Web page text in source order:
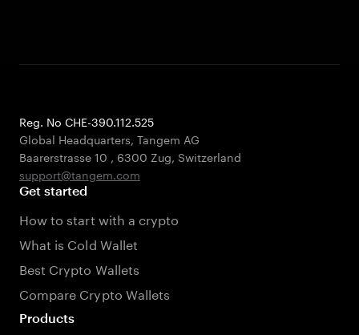
Reg. No CHE-390.112.525
Global Headquarters, Tangem AG
Baarerstrasse 10 , 6300 Zug, Switzerland
support@tangem.com
Get started
How to start with a crypto
What is Cold Wallet
Best Crypto Wallets
Compare Crypto Wallets
Products